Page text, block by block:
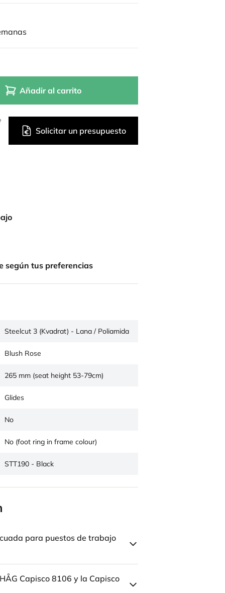
Añadir al carrito
Solicitar un presupuesto
según tus preferencias
Steelcut 3 (Kvadrat) - Lana / Poliamida
Blush Rose
265 mm (seat height 53-79cm)
Glides
No
No (foot ring in frame colour)
STT190 - Black
para puestos de trabajo
Capisco 8106 y la Capisco